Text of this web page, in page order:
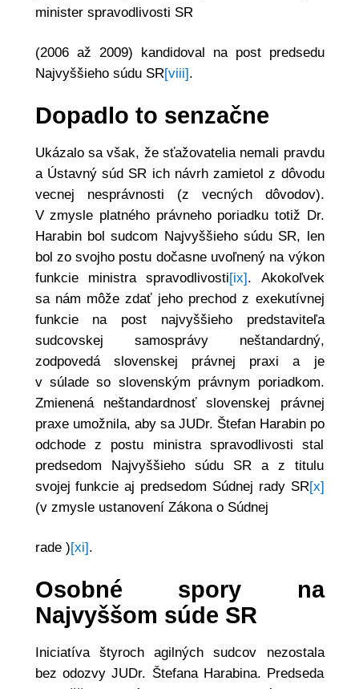
minister spravodlivosti SR
(2006 až 2009) kandidoval na post predsedu
Najvyššieho súdu SR[viii].
Dopadlo to senzačne
Ukázalo sa však, že sťažovatelia nemali pravdu
a Ústavný súd SR ich návrh zamietol z dôvodu
vecnej nesprávnosti (z vecných dôvodov).
V zmysle platného právneho poriadku totiž Dr.
Harabin bol sudcom Najvyššieho súdu SR, len
bol zo svojho postu dočasne uvoľnený na výkon
funkcie ministra spravodlivosti[ix]. Akokoľvek
sa nám môže zdať jeho prechod z exekutívnej
funkcie na post najvyššieho predstaviteľa
sudcovskej samosprávy neštandardný,
zodpovedá slovenskej právnej praxi a je
v súlade so slovenským právnym poriadkom.
Zmienená neštandardnosť slovenskej právnej
praxe umožnila, aby sa JUDr. Štefan Harabin po
odchode z postu ministra spravodlivosti stal
predsedom Najvyššieho súdu SR a z titulu
svojej funkcie aj predsedom Súdnej rady SR[x]
(v zmysle ustanovení Zákona o Súdnej
rade )[xi].
Osobné spory na
Najvyššom súde SR
Iniciatíva štyroch agilných sudcov nezostala
bez odozvy JUDr. Štefana Harabina. Predseda